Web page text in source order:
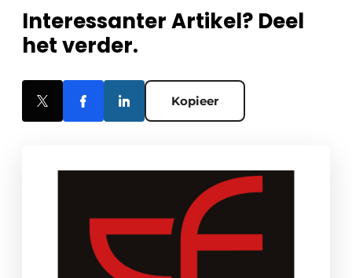
Interessanter Artikel? Deel
het verder.
Kopieer